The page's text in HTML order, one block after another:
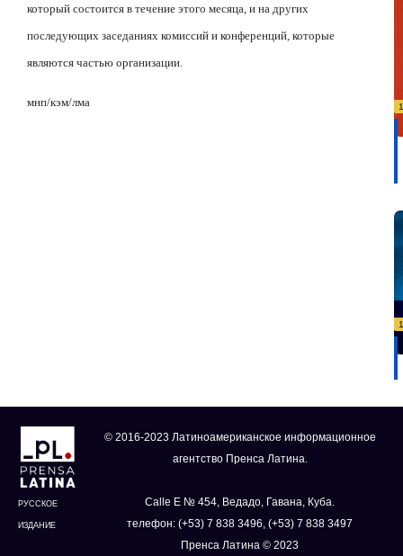
который состоится в течение этого месяца, и на других
последующих заседаниях комиссий и конференций, которые
являются частью организации.
мнп/кэм/лма
РУССКОЕ
ИЗДАНИЕ
© 2016-2023 Латиноамериканское информационное
агентство Пренса Латина.
Calle E № 454, Ведадо, Гавана, Куба.
телефон: (+53) 7 838 3496, (+53) 7 838 3497
Пренса Латина © 2023